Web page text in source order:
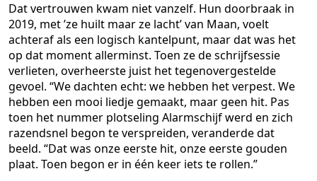
Dat vertrouwen kwam niet vanzelf. Hun doorbraak in
2019, met ’ze huilt maar ze lacht’ van Maan, voelt
achteraf als een logisch kantelpunt, maar dat was het
op dat moment allerminst. Toen ze de schrijfsessie
verlieten, overheerste juist het tegenovergestelde
gevoel. “We dachten echt: we hebben het verpest. We
hebben een mooi liedje gemaakt, maar geen hit. Pas
toen het nummer plotseling Alarmschijf werd en zich
razendsnel begon te verspreiden, veranderde dat
beeld. “Dat was onze eerste hit, onze eerste gouden
plaat. Toen begon er in één keer iets te rollen.”